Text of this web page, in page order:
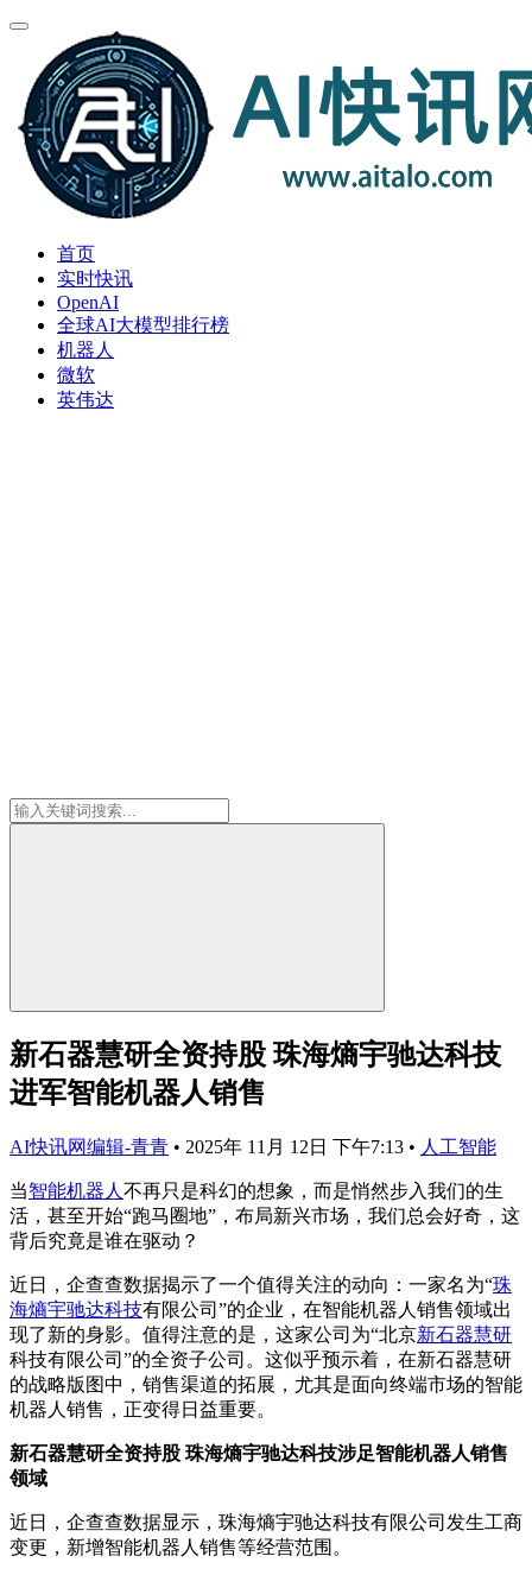
首页
实时快讯
OpenAI
全球AI大模型排行榜
机器人
微软
英伟达
新石器慧研全资持股 珠海熵宇驰达科技
进军智能机器人销售
AI快讯网编辑-青青 • 2025年 11月 12日 下午7:13 • 人工智能
当智能机器人 不再只是科幻的想象，而是悄然步入我们的生
活，甚至开始“跑马圈地”，布局新兴市场，我们总会好奇，这
背后究竟是谁在驱动？
近日，企查查数据揭示了一个值得关注的动向：一家名为“珠
海熵宇驰达科技有限公司”的企业，在智能机器人销售领域出
现了新的身影。值得注意的是，这家公司为“北京新石器慧研
科技有限公司”的全资子公司。这似乎预示着，在新石器慧研
的战略版图中，销售渠道的拓展，尤其是面向终端市场的智能
机器人销售，正变得日益重要。
新石器慧研全资持股 珠海熵宇驰达科技涉足智能机器人销售
领域
近日，企查查数据显示，珠海熵宇驰达科技有限公司发生工商
变更，新增智能机器人销售等经营范围。